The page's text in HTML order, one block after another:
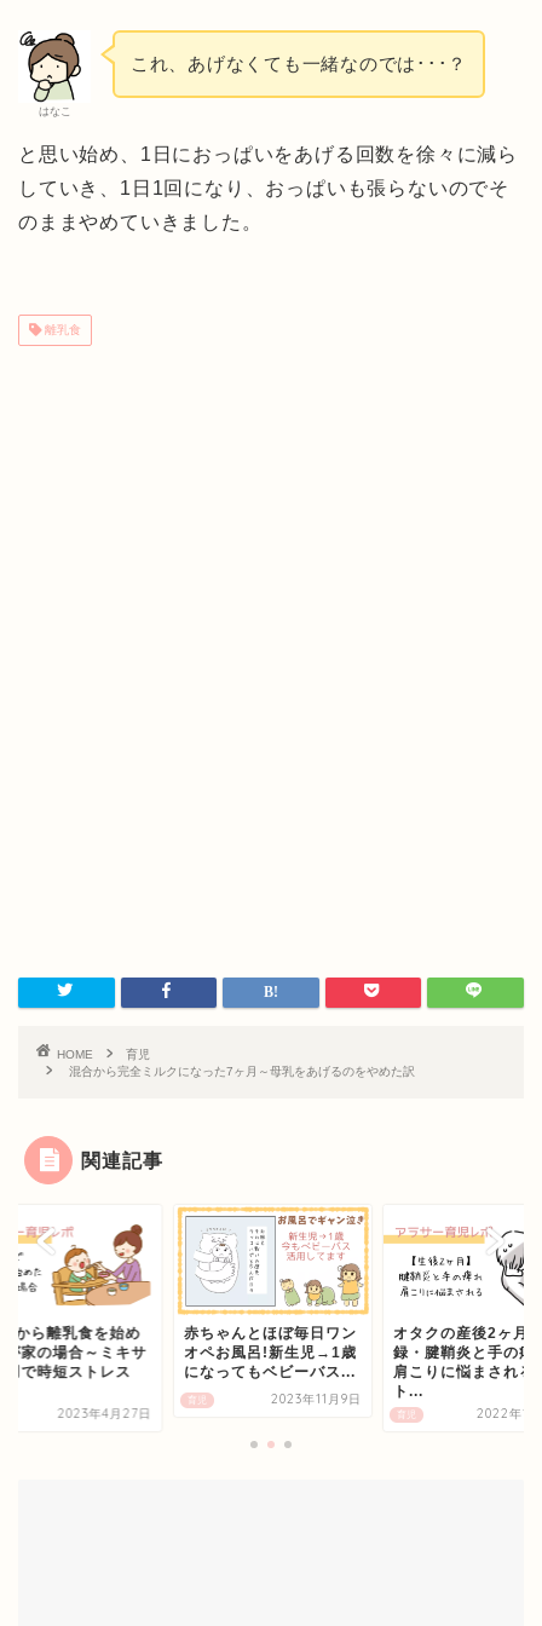
はなこ
これ、あげなくても一緒なのでは･･･？
と思い始め、1日におっぱいをあげる回数を徐々に減ら
していき、1日1回になり、おっぱいも張らないのでそ
のままやめていきました。
離乳食
HOME
育児
混合から完全ミルクになった7ヶ月～母乳をあげるのをやめた訳
関連記事
から離乳食を始め
が家の場合～ミキサ
用で時短ストレス
2023年4月27日
育児
赤ちゃんとほぼ毎日ワン
オペお風呂!新生児→1歳
になってもベビーバス...
2023年11月9日
育児
オタクの産後2ヶ月
録・腱鞘炎と手の痺
肩こりに悩まされる/
ト...
2022年12